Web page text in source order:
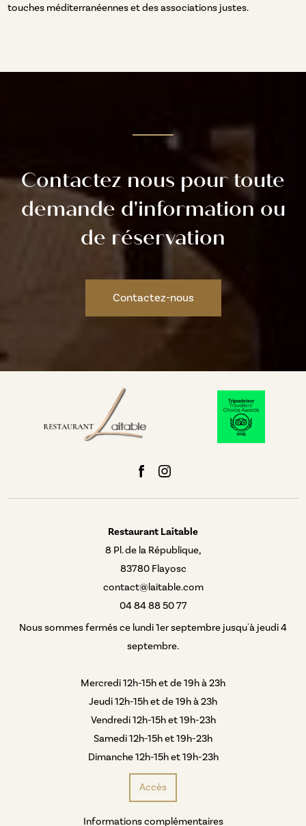
touches méditerranéennes et des associations justes.
Contactez nous pour toute
demande d'information ou
de réservation
Contactez-nous
Restaurant Laitable
8 Pl. de la République,
83780 Flayosc
contact@laitable.com
04 84 88 50 77
Nous sommes fermés ce lundi 1er septembre jusqu'à jeudi 4
septembre.
Mercredi 12h-15h et de 19h à 23h
Jeudi 12h-15h et de 19h à 23h
Vendredi 12h-15h et 19h-23h
Samedi 12h-15h et 19h-23h
Dimanche 12h-15h et 19h-23h
Accès
Informations complémentaires